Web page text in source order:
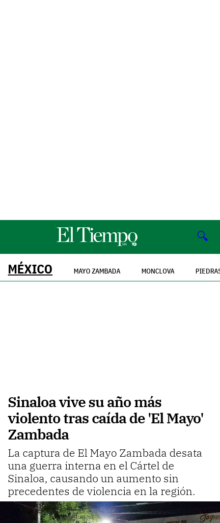
🔍
MÉXICO MAYO ZAMBADA MONCLOVA
Sinaloa vive su año más
violento tras caída de 'El Mayo'
Zambada
La captura de El Mayo Zambada desata
una guerra interna en el Cártel de
Sinaloa, causando un aumento sin
precedentes de violencia en la región.